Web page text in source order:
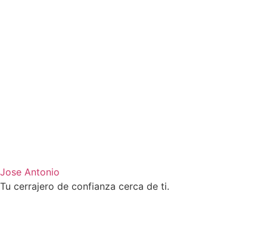
Jose Antonio
Tu cerrajero de confianza cerca de ti.